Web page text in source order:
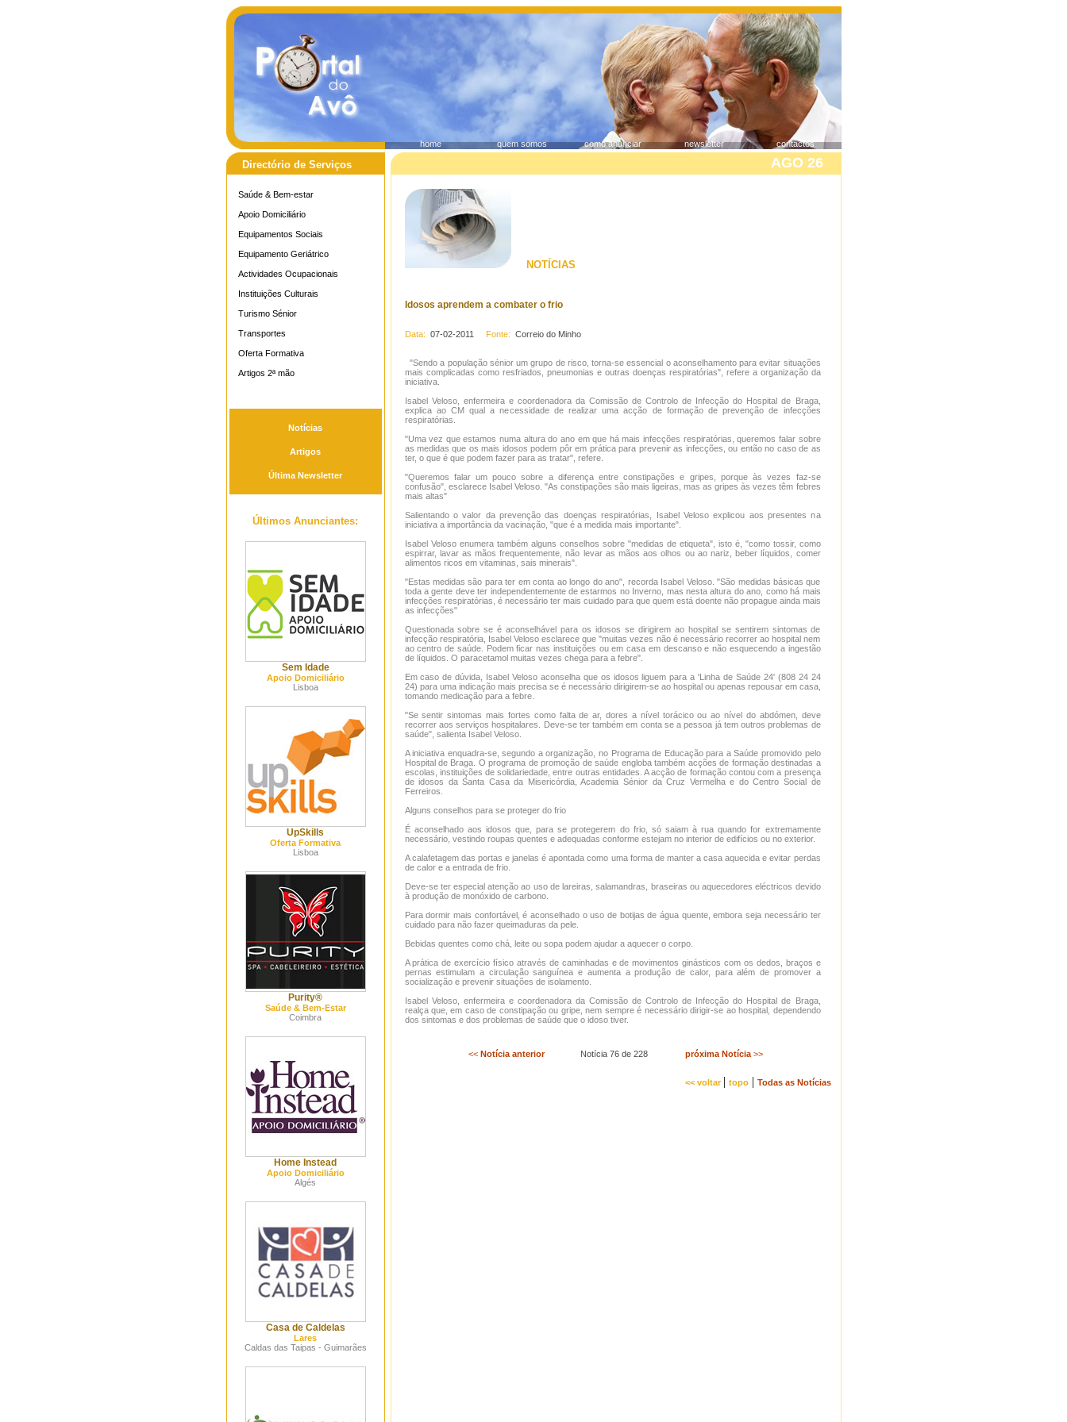
home quem somos como anunciar newsletter contactos
Directório de Serviços AGO 26
Saúde & Bem-estar
Apoio Domiciliário
Equipamentos Sociais
Equipamento Geriátrico
Actividades Ocupacionais
Instituições Culturais
Turismo Sénior
Transportes
Oferta Formativa
Artigos 2ª mão
Notícias
Artigos
Última Newsletter
Últimos Anunciantes:
Sem Idade
Apoio Domiciliário
Lisboa
UpSkills
Oferta Formativa
Lisboa
Purity®
Saúde & Bem-Estar
Coimbra
Home Instead
Apoio Domiciliário
Algés
Casa de Caldelas
Lares
Caldas das Taipas - Guimarães
NOTÍCIAS
Idosos aprendem a combater o frio
Data: 07-02-2011 Fonte: Correio do Minho
"Sendo a população sénior um grupo de risco, torna-se essencial o aconselhamento para evitar situações
mais complicadas como resfriados, pneumonias e outras doenças respiratórias", refere a organização da
iniciativa.
Isabel Veloso, enfermeira e coordenadora da Comissão de Controlo de Infecção do Hospital de Braga,
explica ao CM qual a necessidade de realizar uma acção de formação de prevenção de infecções
respiratórias.
"Uma vez que estamos numa altura do ano em que há mais infecções respiratórias, queremos falar sobre
as medidas que os mais idosos podem pôr em prática para prevenir as infecções, ou então no caso de as
ter, o que é que podem fazer para as tratar", refere.
"Queremos falar um pouco sobre a diferença entre constipações e gripes, porque às vezes faz-se
confusão", esclarece Isabel Veloso. "As constipações são mais ligeiras, mas as gripes às vezes têm febres
mais altas"
Salientando o valor da prevenção das doenças respiratórias, Isabel Veloso explicou aos presentes na
iniciativa a importância da vacinação, "que é a medida mais importante".
Isabel Veloso enumera também alguns conselhos sobre "medidas de etiqueta", isto é, "como tossir, como
espirrar, lavar as mãos frequentemente, não levar as mãos aos olhos ou ao nariz, beber líquidos, comer
alimentos ricos em vitaminas, sais minerais".
"Estas medidas são para ter em conta ao longo do ano", recorda Isabel Veloso. "São medidas básicas que
toda a gente deve ter independentemente de estarmos no Inverno, mas nesta altura do ano, como há mais
infecções respiratórias, é necessário ter mais cuidado para que quem está doente não propague ainda mais
as infecções"
Questionada sobre se é aconselhável para os idosos se dirigirem ao hospital se sentirem sintomas de
infecção respiratória, Isabel Veloso esclarece que "muitas vezes não é necessário recorrer ao hospital nem
ao centro de saúde. Podem ficar nas instituições ou em casa em descanso e não esquecendo a ingestão
de líquidos. O paracetamol muitas vezes chega para a febre".
Em caso de dúvida, Isabel Veloso aconselha que os idosos liguem para a 'Linha de Saúde 24' (808 24 24
24) para uma indicação mais precisa se é necessário dirigirem-se ao hospital ou apenas repousar em casa,
tomando medicação para a febre.
"Se sentir sintomas mais fortes como falta de ar, dores a nível torácico ou ao nível do abdómen, deve
recorrer aos serviços hospitalares. Deve-se ter também em conta se a pessoa já tem outros problemas de
saúde", salienta Isabel Veloso.
A iniciativa enquadra-se, segundo a organização, no Programa de Educação para a Saúde promovido pelo
Hospital de Braga. O programa de promoção de saúde engloba também acções de formação destinadas a
escolas, instituições de solidariedade, entre outras entidades. A acção de formação contou com a presença
de idosos da Santa Casa da Misericórdia, Academia Sénior da Cruz Vermelha e do Centro Social de
Ferreiros.
Alguns conselhos para se proteger do frio
É aconselhado aos idosos que, para se protegerem do frio, só saiam à rua quando for extremamente
necessário, vestindo roupas quentes e adequadas conforme estejam no interior de edifícios ou no exterior.
A calafetagem das portas e janelas é apontada como uma forma de manter a casa aquecida e evitar perdas
de calor e a entrada de frio.
Deve-se ter especial atenção ao uso de lareiras, salamandras, braseiras ou aquecedores eléctricos devido
à produção de monóxido de carbono.
Para dormir mais confortável, é aconselhado o uso de botijas de água quente, embora seja necessário ter
cuidado para não fazer queimaduras da pele.
Bebidas quentes como chá, leite ou sopa podem ajudar a aquecer o corpo.
A prática de exercício físico através de caminhadas e de movimentos ginásticos com os dedos, braços e
pernas estimulam a circulação sanguínea e aumenta a produção de calor, para além de promover a
socialização e prevenir situações de isolamento.
Isabel Veloso, enfermeira e coordenadora da Comissão de Controlo de Infecção do Hospital de Braga,
realça que, em caso de constipação ou gripe, nem sempre é necessário dirigir-se ao hospital, dependendo
dos sintomas e dos problemas de saúde que o idoso tiver.
<< Notícia anteriorNotícia 76 de 228 próxima Notícia >>
<< voltar | topo| Todas as Notícias